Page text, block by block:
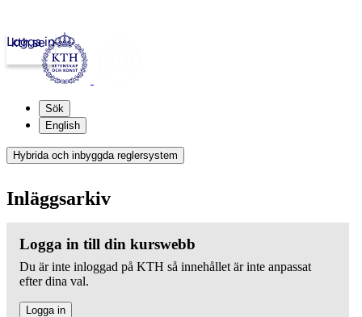
kth.se
Logga in
Sök
English
Hybrida och inbyggda reglersystem
Inläggsarkiv
Logga in till din kurswebb
Du är inte inloggad på KTH så innehållet är inte anpassat
efter dina val.
Logga in